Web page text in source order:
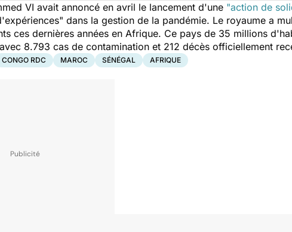
VI avait annoncé en avril le lancement d'une "action de
dans la gestion de la pandémie. Le royaume a
ces dernières années en Afrique. Ce pays de 35 millions
8.793 cas de contamination et 212 décès officiellement
CONGO RDC MAROC SÉNÉGAL AFRIQUE